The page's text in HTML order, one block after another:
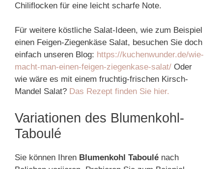
Chiliflocken für eine leicht scharfe Note.
Für weitere köstliche Salat-Ideen, wie zum Beispiel
einen Feigen-Ziegenkäse Salat, besuchen Sie doch
einfach unseren Blog: https://kuchenwunder.de/wie-
macht-man-einen-feigen-ziegenkase-salat/ Oder
wie wäre es mit einem fruchtig-frischen Kirsch-
Mandel Salat? Das Rezept finden Sie hier.
Variationen des Blumenkohl-
Taboulé
Sie können Ihren Blumenkohl Taboulé nach